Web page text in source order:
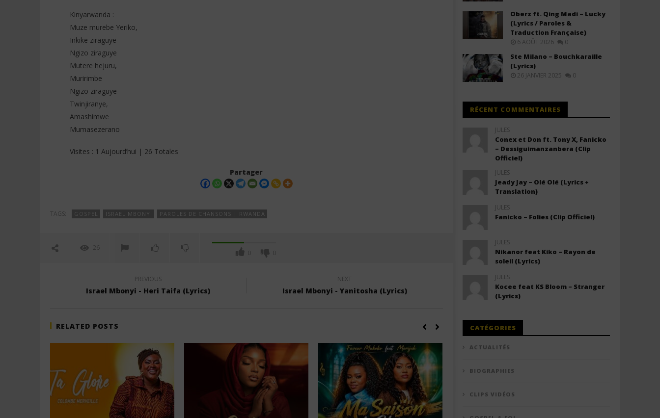
Kinyarwanda :
Muze murebe Yeriko,
Inkike ziraguye
Ngizo ziraguye
Mutere hejuru,
Muririmbe
Ngizo ziraguye
Twinjiranye,
Amashimwe
Mumasezerano
Visites : 1 Aujourd’hui | 26 Totales
Partager
TAGS: GOSPEL ISRAEL MBONYI PAROLES DE CHANSONS | RWANDA
26
0 0
PREVIOUS
Israel Mbonyi - Heri Taifa (Lyrics)
NEXT
Israel Mbonyi - Yanitosha (Lyrics)
RELATED POSTS
Oberz ft. Qing Madi – Lucky
(Lyrics / Paroles &
Traduction Française)
6 AOÛT 2026 0
Ste Milano – Bouchkaraille
(Lyrics)
26 JANVIER 2025 0
RÉCENT COMMENTAIRES
JULES
Conex et Don ft. Tony X, Fanicko
– Dessiguimanzanbera (Clip
Officiel)
JULES
Jeady Jay – Olé Olé (Lyrics +
Translation)
JULES
Fanicko – Folies (Clip Officiel)
JULES
Nikanor feat Kiko – Rayon de
soleil (Lyrics)
JULES
Kocee feat KS Bloom – Stranger
(Lyrics)
CATÉGORIES
ACTUALITÉS
BIOGRAPHIES
CLIPS VIDÉOS